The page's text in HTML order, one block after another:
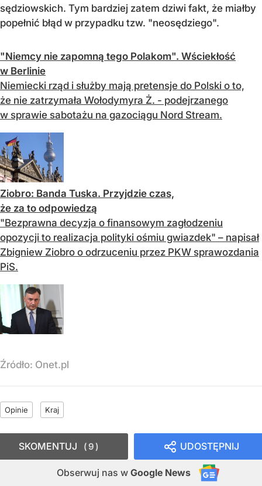
sędziowskich. Tym bardziej zatem dziwi fakt, że miałby
popełnić błąd w przypadku tzw. "neosędziego".
"Niemcy nie zapomną tego Polakom". Wściekłość
w Berlinie
Niemiecki rząd i służby mają pretensje do Polski o to,
że nie zatrzymała Wołodymyra Ż. - podejrzanego
w sprawie sabotażu na gazociągu Nord Stream.
Ziobro: Banda Tuska. Przyjdzie czas,
że za to odpowiedzą
"Bezprawna decyzja o finansowym zagłodzeniu
opozycji to realizacja polityki ośmiu gwiazdek" – napisał
Zbigniew Ziobro o odrzuceniu przez PKW sprawozdania
PiS.
Źródło: Onet.pl
Opinie Kraj
UDOSTĘPNIJ
Obserwuj nas w Google News
SKOMENTUJ 9